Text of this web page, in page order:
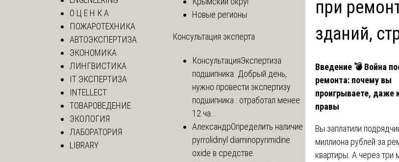
при
зданий,
Введение 💣 Война
ремонта: почему вы
проигрываете, даже
правы
Вы заплатили
миллиона рублей за
квартиры. А через три
О Ц Е Н К А
ПОЖАРОТЕХНИКА
АВТОЭКСПЕРТИЗА
ЭКОНОМИКА
ЛИНГВИСТИКА
IT ЭКСПЕРТИЗА
INTELLECT
ТОВАРОВЕДЕНИЕ
ЭКОЛОГИЯ
ЛАБОРАТОРИЯ
LIBRARY
Новые регионы
Консультация эксперта
КонсультацияЭкспертиза
подшипника. Добрый день,
нужно провести экспертизу
подшипника : отработал менее
12 ча...
АлександрОпределить наличие
pyrrolidinyl diaminopyrimidine
oxide в средстве.